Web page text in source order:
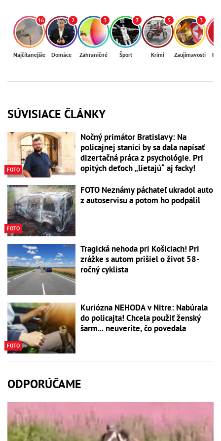
16
Najčítanejšie
2
Domáce
3
Zahraničné
7
Šport
5
Krimi
3
Zaujímavosti
SÚVISIACE ČLÁNKY
FOTO
Nočný primátor Bratislavy: Na
policajnej stanici by sa dala napísať
dizertačná práca z psychológie. Pri
opitých deťoch „lietajú“ aj facky!
FOTO
FOTO Neznámy páchateľ ukradol auto
z autoservisu a potom ho podpálil
Tragická nehoda pri Košiciach! Pri
zrážke s autom prišiel o život 58-
ročný cyklista
FOTO
Kuriózna NEHODA v Nitre: Nabúrala
do policajta! Chcela použiť ženský
šarm... neuveríte, čo povedala
ODPORÚČAME